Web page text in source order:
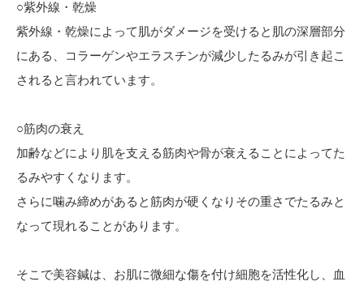
○紫外線・乾燥
紫外線・乾燥によって肌がダメージを受けると肌の深層部分
にある、コラーゲンやエラスチンが減少したるみが引き起こ
されると言われています。
○筋肉の衰え
加齢などにより肌を支える筋肉や骨が衰えることによってた
るみやすくなります。
さらに噛み締めがあると筋肉が硬くなりその重さでたるみと
なって現れることがあります。
そこで美容鍼は、お肌に微細な傷を付け細胞を活性化し、血